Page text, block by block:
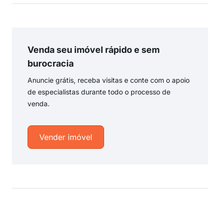
Venda seu imóvel rápido e sem
burocracia
Anuncie grátis, receba visitas e conte com o apoio
de especialistas durante todo o processo de
venda.
Vender imóvel